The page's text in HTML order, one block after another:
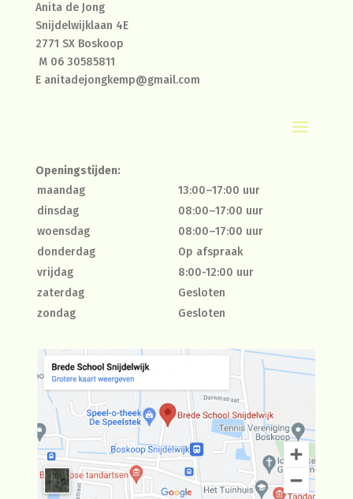
Anita de Jong
Snijdelwijklaan 4E
2771 SX Boskoop
M 06 30585811
E anitadejongkemp@gmail.com
Openingstijden:
maandag
13:00–17:00 uur
dinsdag
08:00–17:00 uur
woensdag
08:00–17:00 uur
donderdag
Op afspraak
vrijdag
8:00-12:00 uur
zaterdag
Gesloten
zondag
Gesloten